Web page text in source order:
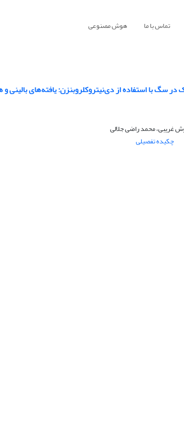
تماس با ما هوش مصنوعی
سگ با استفاده از دی‌نیتروکلروبنزن: یافته‌های بالینی و
غریبی، محمد راضی جلالی
چکیده تفصیلی